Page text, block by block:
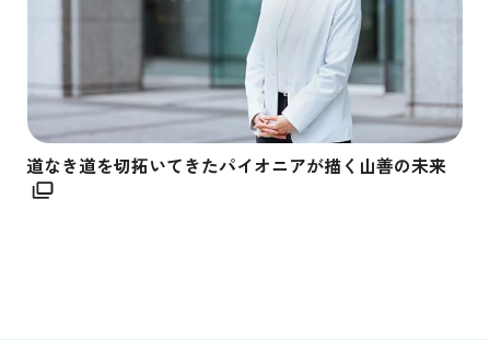
道なき道を切拓いてきたパイオニアが描く山善の未来